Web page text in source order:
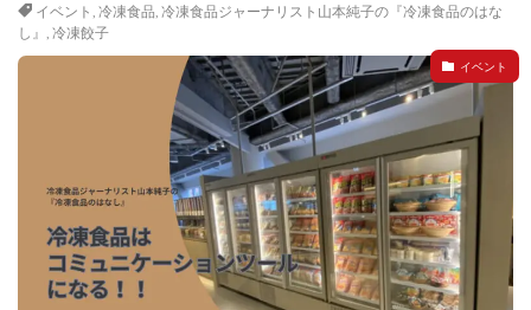
イベント , 冷凍食品, 冷凍食品ジャーナリスト山本純子の『冷凍食品のはな
し』 , 冷凍餃子
イベント
宇都宮
宮崎辛麺 宮崎餃子
小籠包と飲みたい
揚げ餃子
旨辛 生産者 硬くなる
外食事業
鉄ラー油 鍋
鍋スープ
関西万博 食と栄養 餃子
辛
餃子と食べたい
餃子と飲みたい 魚醬
麺
麻婆豆腐
麻辣湯 通販 質問
節約
肉汁爆弾餃子
米飯
羽根つき スタミナ肉餃子
羽根つきタン塩餃子
羽根つき餃子
肉ニラ水餃子